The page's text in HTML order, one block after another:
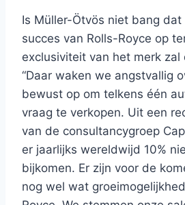
Is Müller-Ötvös niet bang
succes van Rolls-Royce op
exclusiviteit van het merk zal
“Daar waken we angstvallig
bewust op om telkens één
vraag te verkopen. Uit een
van de consultancygroep
er jaarlijks wereldwijd 10%
bijkomen. Er zijn voor de
nog wel wat